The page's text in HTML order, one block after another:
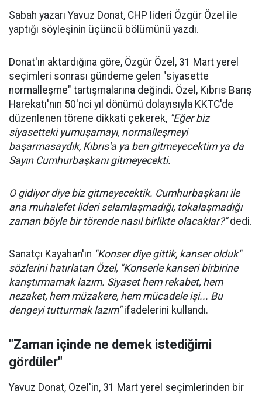
Sabah yazarı Yavuz Donat, CHP lideri Özgür Özel ile
yaptığı söyleşinin üçüncü bölümünü yazdı.
Donat'ın aktardığına göre, Özgür Özel, 31 Mart yerel
seçimleri sonrası gündeme gelen "siyasette
normalleşme" tartışmalarına değindi. Özel, Kıbrıs Barış
Harekatı'nın 50'nci yıl dönümü dolayısıyla KKTC'de
düzenlenen törene dikkati çekerek, "Eğer biz
siyasetteki yumuşamayı, normalleşmeyi
başarmasaydık, Kıbrıs'a ya ben gitmeyecektim ya da
Sayın Cumhurbaşkanı gitmeyecekti.
O gidiyor diye biz gitmeyecektik. Cumhurbaşkanı ile
ana muhalefet lideri selamlaşmadığı, tokalaşmadığı
zaman böyle bir törende nasıl birlikte olacaklar?"dedi.
Sanatçı Kayahan'ın "Konser diye gittik, kanser olduk"
sözlerini hatırlatan Özel, "Konserle kanseri birbirine
karıştırmamak lazım. Siyaset hem rekabet, hem
nezaket, hem müzakere, hem mücadele işi... Bu
dengeyi tutturmak lazım"ifadelerini kullandı.
"Zaman içinde ne demek istediğimi
gördüler"
Yavuz Donat, Özel'in, 31 Mart yerel seçimlerinden bir